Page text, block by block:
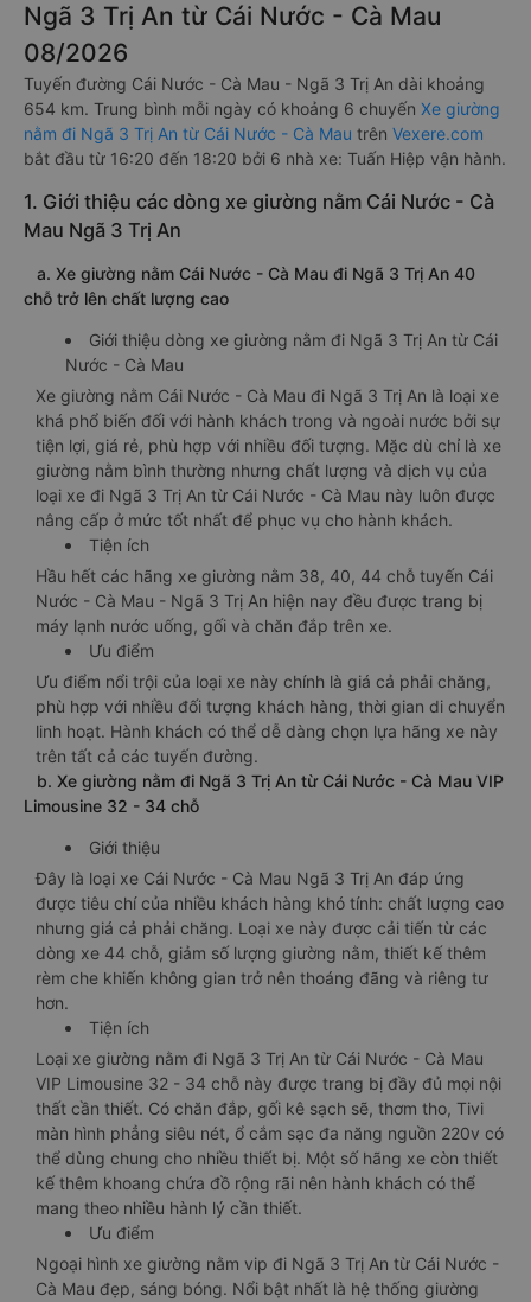
Ngã 3 Trị An từ Cái Nước - Cà Mau
08/2026
Tuyến đường Cái Nước - Cà Mau - Ngã 3 Trị An dài khoảng
654 km. Trung bình mỗi ngày có khoảng 6 chuyến Xe giường
nằm đi Ngã 3 Trị An từ Cái Nước - Cà Mau trên Vexere.com
bắt đầu từ 16:20 đến 18:20 bởi 6 nhà xe: Tuấn Hiệp vận hành.
1. Giới thiệu các dòng xe giường nằm Cái Nước - Cà
Mau Ngã 3 Trị An
a. Xe giường nằm Cái Nước - Cà Mau đi Ngã 3 Trị An 40
chỗ trở lên chất lượng cao
Giới thiệu dòng xe giường nằm đi Ngã 3 Trị An từ Cái
Nước - Cà Mau
Xe giường nằm Cái Nước - Cà Mau đi Ngã 3 Trị An là loại xe
khá phổ biến đối với hành khách trong và ngoài nước bởi sự
tiện lợi, giá rẻ, phù hợp với nhiều đối tượng. Mặc dù chỉ là xe
giường nằm bình thường nhưng chất lượng và dịch vụ của
loại xe đi Ngã 3 Trị An từ Cái Nước - Cà Mau này luôn được
nâng cấp ở mức tốt nhất để phục vụ cho hành khách.
Tiện ích
Hầu hết các hãng xe giường nằm 38, 40, 44 chỗ tuyến Cái
Nước - Cà Mau - Ngã 3 Trị An hiện nay đều được trang bị
máy lạnh nước uống, gối và chăn đắp trên xe.
Ưu điểm
Ưu điểm nổi trội của loại xe này chính là giá cả phải chăng,
phù hợp với nhiều đối tượng khách hàng, thời gian di chuyển
linh hoạt. Hành khách có thể dễ dàng chọn lựa hãng xe này
trên tất cả các tuyến đường.
b. Xe giường nằm đi Ngã 3 Trị An từ Cái Nước - Cà Mau VIP
Limousine 32 - 34 chỗ
Giới thiệu
Đây là loại xe Cái Nước - Cà Mau Ngã 3 Trị An đáp ứng
được tiêu chí của nhiều khách hàng khó tính: chất lượng cao
nhưng giá cả phải chăng. Loại xe này được cải tiến từ các
dòng xe 44 chỗ, giảm số lượng giường nằm, thiết kế thêm
rèm che khiến không gian trở nên thoáng đãng và riêng tư
hơn.
Tiện ích
Loại xe giường nằm đi Ngã 3 Trị An từ Cái Nước - Cà Mau
VIP Limousine 32 - 34 chỗ này được trang bị đầy đủ mọi nội
thất cần thiết. Có chăn đắp, gối kê sạch sẽ, thơm tho, Tivi
màn hình phẳng siêu nét, ổ cắm sạc đa năng nguồn 220v có
thể dùng chung cho nhiều thiết bị. Một số hãng xe còn thiết
kế thêm khoang chứa đồ rộng rãi nên hành khách có thể
mang theo nhiều hành lý cần thiết.
Ưu điểm
Ngoại hình xe giường nằm vip đi Ngã 3 Trị An từ Cái Nước -
Cà Mau đẹp, sáng bóng. Nổi bật nhất là hệ thống giường